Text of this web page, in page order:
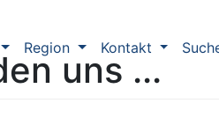
Region Kontakt
uns ...